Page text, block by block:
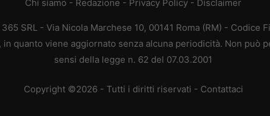
Chi siamo - Redazione - Privacy Policy - Disclaimer
SRL - Via Nicola Marchese 10, 00141 Roma (RM) - Codice
quanto viene aggiornato senza alcuna periodicità. Non può
sensi della legge n. 62 del 07.03.2001
Copyright ©2026 - Tutti i diritti riservati - Contattaci